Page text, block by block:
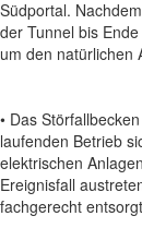
Südportal.
der Tunnel bis
um den natürlichen
• Das
laufenden Betrieb
elektrischen
Ereignisfall
fachgerecht